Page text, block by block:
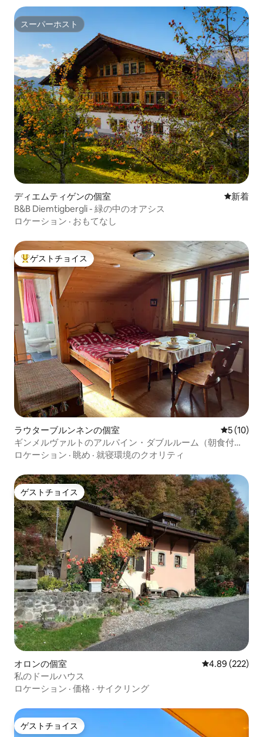
スーパーホスト
スーパーホスト
ディエムティゲンの個室 新しい宿
新着
B&B Diemtigbergli - 緑の中のオアシス
ロケーション · おもてなし
大好評のゲストチョイスです。
ゲストチョイス
ラウターブルンネンの個室 レビュー
5 (10)
ギンメルヴァルトのアルパイン・ダブルルーム（朝食付
き）
ロケーション · 眺め · 就寝環境のクオリティ
ゲストチョイス
ゲストチョイス
オロンの個室 レビュー222
4.89 (222)
私のドールハウス
ロケーション · 価格 · サイクリング
ゲストチョイス
ゲストチョイス